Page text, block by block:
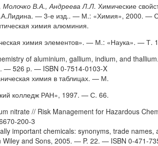
В.А., Андреева Л.Л. Химические
— 3-е изд.. — М.: «Химия», 2000. —
химия алюминия.
химия элементов». — М.: «Наука». — Т.
of aluminium, gallium, indium, and
— 526 p. — ISBN 0-7514-0103-X
химия в таблицах. — М.
колледж РАН», 1997. — С. 66.
nitrate // Risk Management for Hazardous
200-3
important chemicals: synonyms, trade names,
and Sons, 2005. — P. 22. — ISBN 0-471-